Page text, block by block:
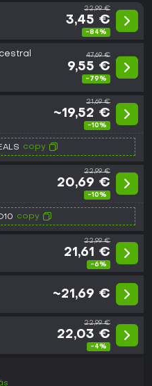
22,99 €
3,45 €
-84%
47,69 €
9,55 €
-79%
21,69 €
~19,52 €
-10%
copy
22,99 €
20,69 €
-10%
copy
22,99 €
21,61 €
-6%
~21,69 €
22,99 €
22,03 €
-4%